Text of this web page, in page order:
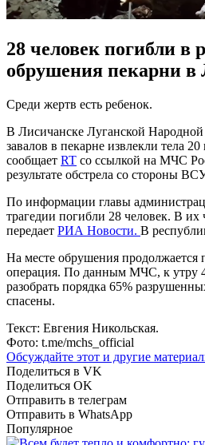
28 человек погибли в
обрушения пекарни
Среди жертв есть ребенок.
В Лисичанске Луганской
завалов в пекарне извлекли тела
сообщает RT со ссылкой на МЧС
результате обстрела со стороны
По информации главы
трагедии погибли 28 человек. В их
передает РИА Новости. В
На месте обрушения продолжается
операция. По данным МЧС, к утру 4
разобрать порядка 65%
спасены.
Текст: Евгения Никольская.
Фото: t.me/mchs_official
Обсуждайте этот и другие
Поделиться в VK
Поделиться OK
Отправить в телеграм
Отправить в WhatsApp
Популярное